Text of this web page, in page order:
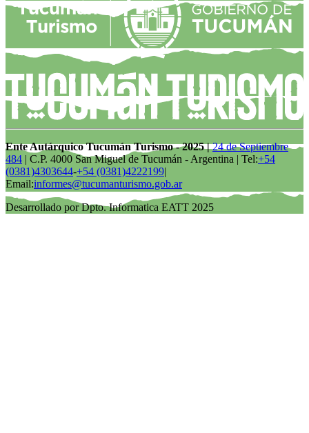
Ente Autárquico Tucumán Turismo - 2025 |24 de Septiembre
484 | C.P. 4000 San Miguel de Tucumán - Argentina | Tel:+54
(0381)4303644-+54 (0381)4222199|
Email:informes@tucumanturismo.gob.ar
Desarrollado por Dpto. Informatica EATT 2025